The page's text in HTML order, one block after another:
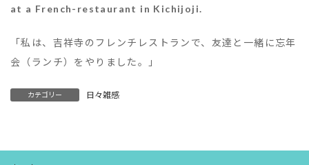
at a French-restaurant in Kichijoji.
「私は、吉祥寺のフレンチレストランで、友達と一緒に忘年
会（ランチ）をやりました。」
カテゴリー 日々雑感